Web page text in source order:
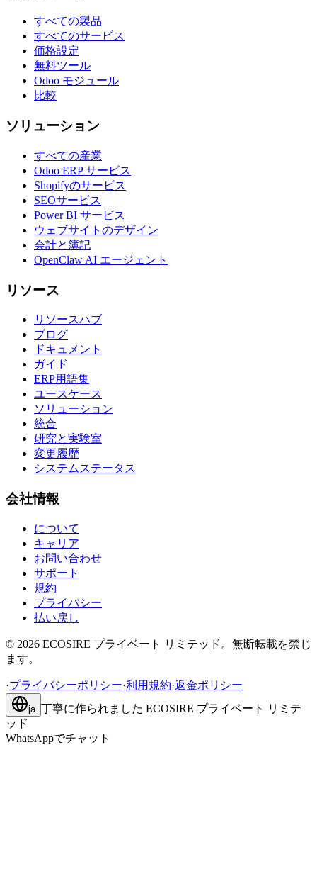
すべての製品
すべてのサービス
価格設定
無料ツール
Odoo モジュール
比較
ソリューション
すべての産業
Odoo ERP サービス
Shopifyのサービス
SEOサービス
Power BI サービス
ウェブサイトのデザイン
会計と簿記
OpenClaw AI エージェント
リソース
リソースハブ
ブログ
ドキュメント
ガイド
ERP用語集
ユースケース
ソリューション
統合
研究と実験室
変更履歴
システムステータス
会社情報
について
キャリア
お問い合わせ
サポート
規約
プライバシー
払い戻し
© 2026 ECOSIRE プライベート リミテッド。無断転載を禁じ
ます。
·プライバシーポリシー·利用規約·返金ポリシー
ja 丁寧に作られました ECOSIRE プライベート リミテ
ッド
WhatsAppでチャット